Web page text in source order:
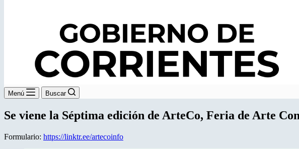
Menú Buscar
Se viene la Séptima edición de ArteCo, Feria de Arte
Formulario: https://linktr.ee/artecoinfo